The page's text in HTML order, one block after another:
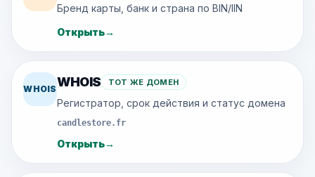
Бренд карты, банк и страна по BIN/IIN
Открыть→
WHOISWHOIS ТОТ ЖЕ ДОМЕН
Регистратор, срок действия и статус домена
candlestore.fr
Открыть→